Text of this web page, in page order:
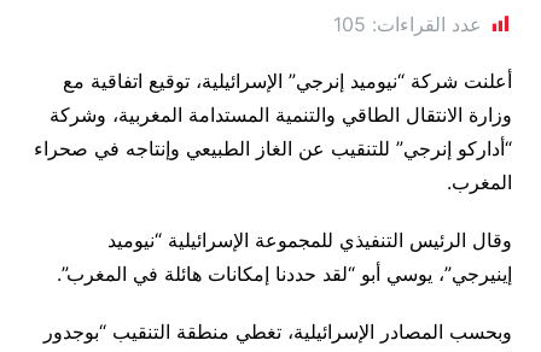
عدد القراءات: 105
أعلنت شركة “نيوميد إنرجي” الإسرائيلية، توقيع اتفاقية مع
وزارة الانتقال الطاقي والتنمية المستدامة المغربية، وشركة
“أداركو إنرجي” للتنقيب عن الغاز الطبيعي وإنتاجه في صحراء
المغرب.
وقال الرئيس التنفيذي للمجموعة الإسرائيلية “نيوميد
إينيرجي”، يوسي أبو “لقد حددنا إمكانات هائلة في المغرب”.
وبحسب المصادر الإسرائيلية، تغطي منطقة التنقيب “بوجدور